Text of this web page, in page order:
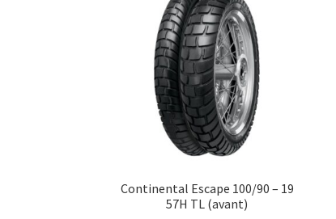
Continental Escape 100/90 – 19
57H TL (avant)